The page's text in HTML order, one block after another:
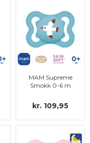
MAM Supreme
Smokk 0-6 m
kr. 109,95